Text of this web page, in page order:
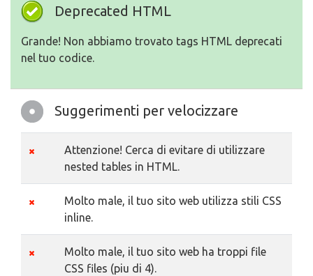
Deprecated HTML
Grande! Non abbiamo trovato tags HTML deprecati
nel tuo codice.
Suggerimenti per velocizzare
Attenzione! Cerca di evitare di utilizzare
nested tables in HTML.
Molto male, il tuo sito web utilizza stili CSS
inline.
Molto male, il tuo sito web ha troppi file
CSS files (piu di 4).